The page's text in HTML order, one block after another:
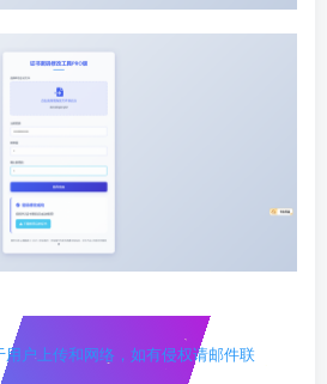
用户上传和网络，如有侵权请邮件联